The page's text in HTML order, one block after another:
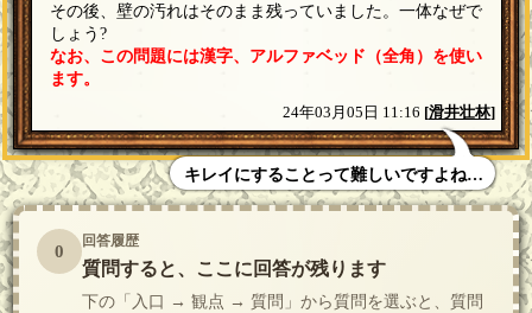
その後、壁の汚れはそのまま残っていました。一体なぜで
しょう?
なお、この問題には漢字、アルファベッド（全角）を使い
ます。
24年03月05日 11:16 [滑井壮林]
キレイにすることって難しいですよね…
0 回答履歴
質問すると、ここに回答が残ります
下の「入口 → 観点 → 質問」から質問を選ぶと、質問